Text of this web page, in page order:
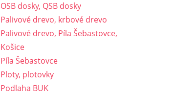
OSB dosky, QSB dosky
Palivové drevo, krbové drevo
Palivové drevo, Píla Šebastovce,
Košice
Píla Šebastovce
Ploty, plotovky
Podlaha BUK